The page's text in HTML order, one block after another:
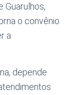
Guarulhos,
o convênio
a
depende